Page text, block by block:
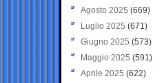
Agosto 2025 (669)
Luglio 2025 (671)
Giugno 2025 (573)
Maggio 2025 (591)
Aprile 2025 (622)